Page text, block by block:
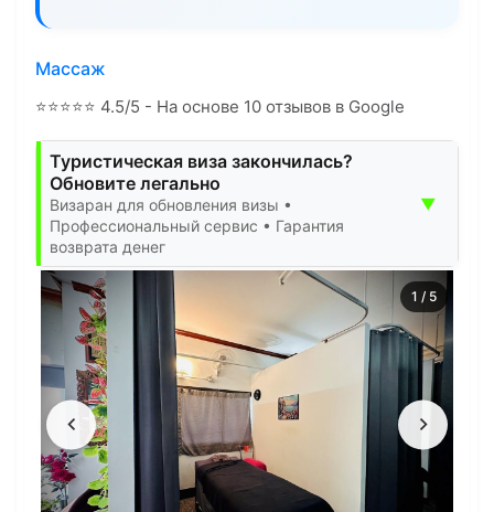
Массаж
⭐⭐⭐⭐⭐ 4.5/5 - На основе 10 отзывов в Google
Туристическая виза закончилась?
Обновите легально
Визаран для обновления визы •
Профессиональный сервис • Гарантия
возврата денег
▼
1 / 5